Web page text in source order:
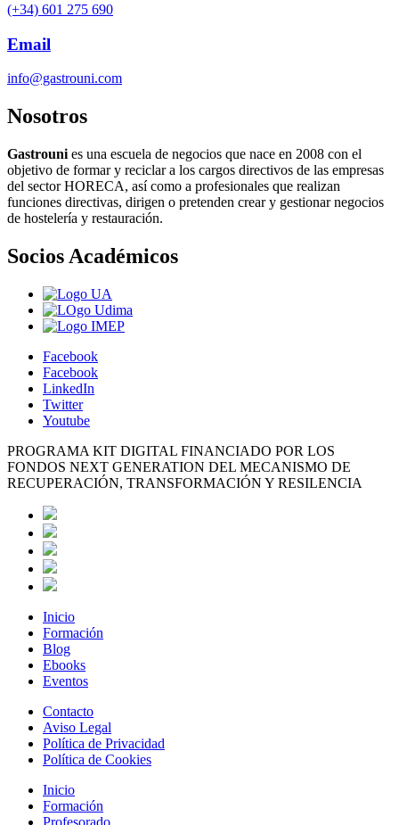
(+34) 601 275 690
Email
info@gastrouni.com
Nosotros
Gastrouni es una escuela de negocios que nace en 2008 con el
objetivo de formar y reciclar a los cargos directivos de las empresas
del sector HORECA, así como a profesionales que realizan
funciones directivas, dirigen o pretenden crear y gestionar negocios
de hostelería y restauración.
Socios Académicos
Facebook
Facebook
LinkedIn
Twitter
Youtube
PROGRAMA KIT DIGITAL FINANCIADO POR LOS
FONDOS NEXT GENERATION DEL MECANISMO DE
RECUPERACIÓN, TRANSFORMACIÓN Y RESILENCIA
Inicio
Formación
Blog
Ebooks
Eventos
Contacto
Aviso Legal
Política de Privacidad
Política de Cookies
Inicio
Formación
Profesorado